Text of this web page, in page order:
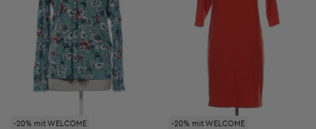
-20% mit WELCOME -20% mit WELCOME